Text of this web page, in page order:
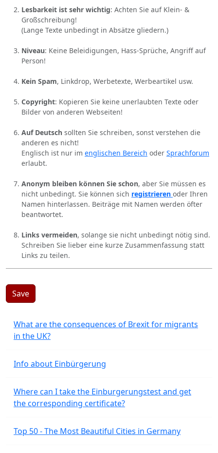
Lesbarkeit ist sehr wichtig: Achten Sie auf Klein- &
Großschreibung!
(Lange Texte unbedingt in Absätze gliedern.)
Niveau: Keine Beleidigungen, Hass-Sprüche, Angriff auf
Person!
Kein Spam, Linkdrop, Werbetexte, Werbeartikel usw.
Copyright: Kopieren Sie keine unerlaubten Texte oder
Bilder von anderen Webseiten!
Auf Deutsch sollten Sie schreiben, sonst verstehen die
anderen es nicht!
Englisch ist nur im englischen Bereich oder Sprachforum
erlaubt.
Anonym bleiben können Sie schon, aber Sie müssen es
nicht unbedingt. Sie können sich registrieren oder Ihren
Namen hinterlassen. Beiträge mit Namen werden öfter
beantwortet.
Links vermeiden, solange sie nicht unbedingt nötig sind.
Schreiben Sie lieber eine kurze Zusammenfassung statt
Links zu teilen.
Save
What are the consequences of Brexit for migrants
in the UK?
Info about Einbürgerung
Where can I take the Einburgerungstest and get
the corresponding certificate?
Top 50 - The Most Beautiful Cities in Germany